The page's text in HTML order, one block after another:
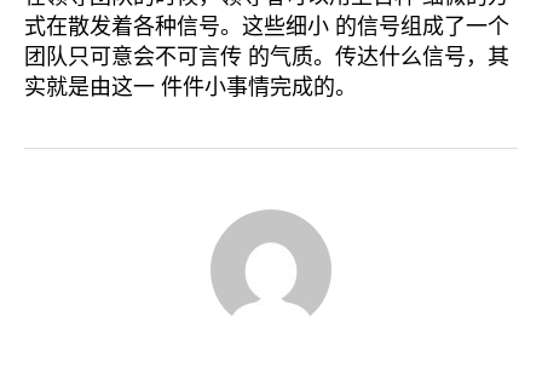
式在散发着各种信号。这些细小 的信号组成了一个
团队只可意会不可言传 的气质。传达什么信号，其
实就是由这一 件件小事情完成的。